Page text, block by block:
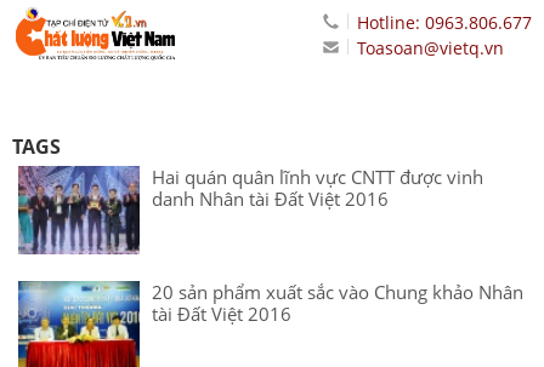
Hotline: 0963.806.677
Toasoan@vietq.vn
TAGS
Hai quán quân lĩnh vực CNTT được vinh
danh Nhân tài Đất Việt 2016
20 sản phẩm xuất sắc vào Chung khảo Nhân
tài Đất Việt 2016